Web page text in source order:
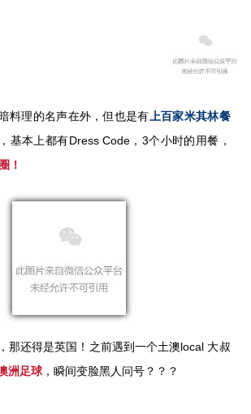
料理的名声在外，但也是有 上百家米其林餐
基本上都有Dress Code，3个小时的用餐，
！
那还得是英国！ 之前遇到一个土澳local 大叔
洲足球 ，瞬间变脸黑人问号？？？